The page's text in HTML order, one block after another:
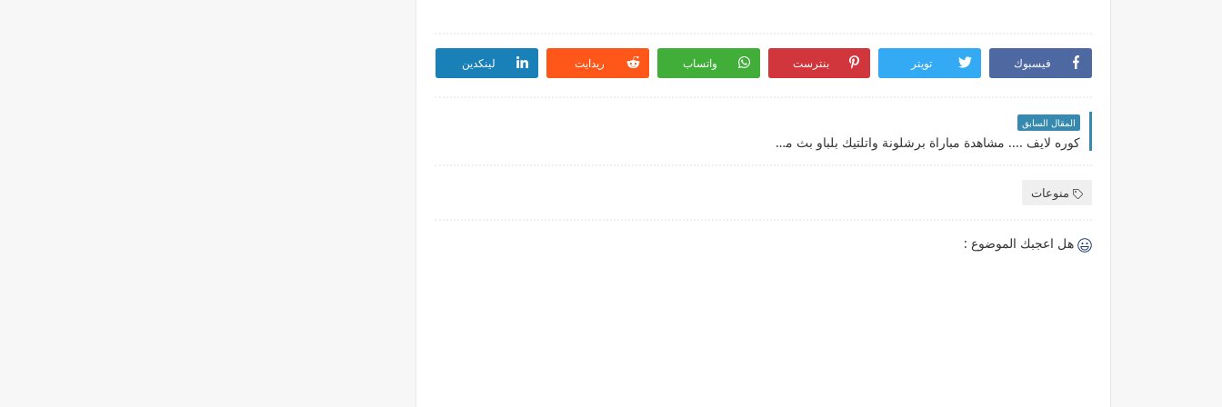
فيسبوك تويتر بنترست واتساب ريدايت لينكدين
المقال السابق
كوره لايف .... مشاهدة مباراة برشلونة واتلتيك بلباو بث مباشر اليوم 31/1/2021 الدوري الاسباني
منوعات
هل اعجبك الموضوع :